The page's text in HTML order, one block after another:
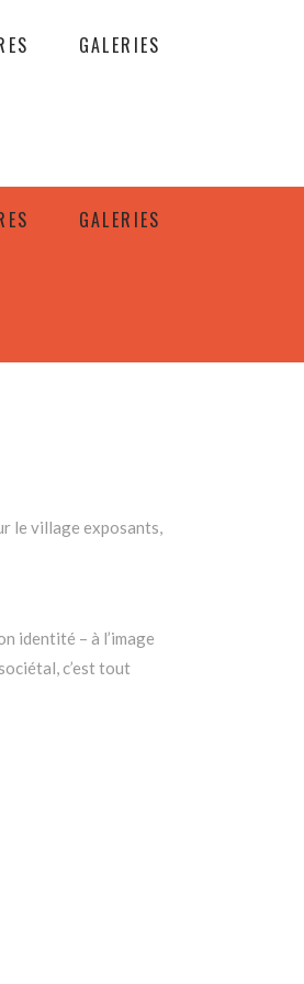
GALERIES
GALERIES
le village exposants,
identité – à l’image
c’est tout